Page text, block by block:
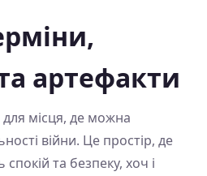
артефакти
місця, де можна
війни. Це простір, де
та безпеку, хоч і